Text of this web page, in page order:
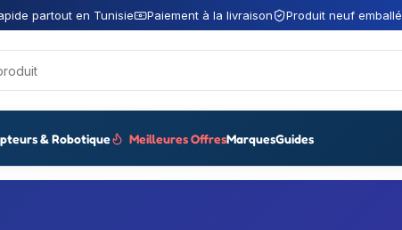
partout en Tunisie Paiement à la livraison Produit neuf emballé
& Robotique Meilleures OffresMarquesGuides